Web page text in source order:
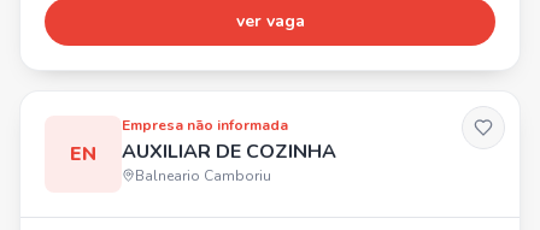
Balneário Camboriú/SC. Requisitos: gostar de atender
pessoas, ter energia e responsabilidade. 💰 Oferecemos:
ver vaga
EN
Empresa não informada
AUXILIAR DE COZINHA
Balneario Camboriu